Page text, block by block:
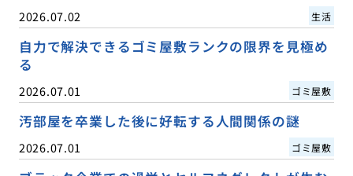
2026.07.02 生活
自力で解決できるゴミ屋敷ランクの限界を見極め
る
2026.07.01 ゴミ屋敷
汚部屋を卒業した後に好転する人間関係の謎
2026.07.01 ゴミ屋敷